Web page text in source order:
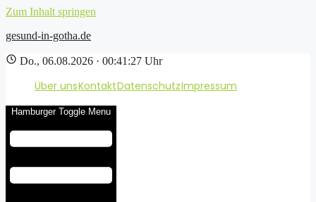
Zum Inhalt springen
gesund-in-gotha.de
Do., 06.08.2026 · 00:41:28 Uhr
Über unsKontaktDatenschutzImpressum
Hamburger Toggle Menu